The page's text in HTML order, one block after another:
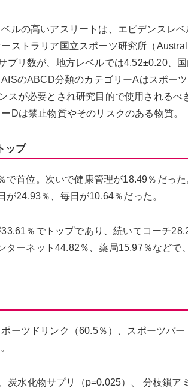
ルの高いアスリートは、エビデンスレ
ストラリア国立スポーツ研究所（
リ数が、地方レベルでは4.52±0.20、
のABCD分類のカテゴリーAはスポー
スが必要とされ研究目的で使用されるべ
Dは禁止物質やそのリスクのある物質。
ップ
首位。次いで健康管理が18.49％だっ
24.93％、毎日が10.64％だった。
％でトップであり、続いてコーチ
ーネット44.82％、薬局15.97％などで
ーツドリンク（60.5％）、スポーツバ
水化物サプリ（p=0.025）、 分枝鎖ア